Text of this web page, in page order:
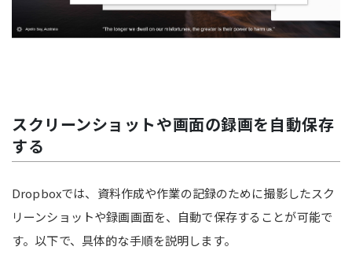
スクリーンショットや画面の録画を自動保存
する
Dropboxでは、資料作成や作業の記録のために撮影したスク
リーンショットや録画画面を、自動で保存することが可能で
す。以下で、具体的な手順を説明します。